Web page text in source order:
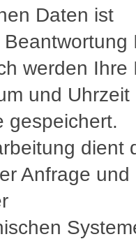
Daten ist
werden Ihre
und Uhrzeit
gespeichert.
dient
Anfrage und